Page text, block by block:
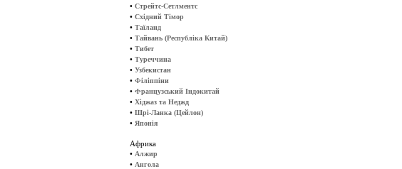
• Стрейтс-Сетлментс
• Східний Тімор
• Таїланд
• Тайвань (Республіка Китай)
• Тибет
• Туреччина
• Узбекистан
• Філіппіни
• Французський Індокитай
• Хіджаз та Неджд
• Шрі-Ланка (Цейлон)
• Японія
Африка
• Алжир
• Ангола